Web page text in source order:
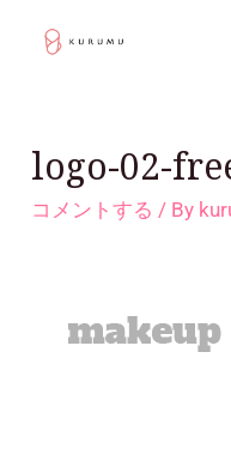
logo-02-
コメントする / By